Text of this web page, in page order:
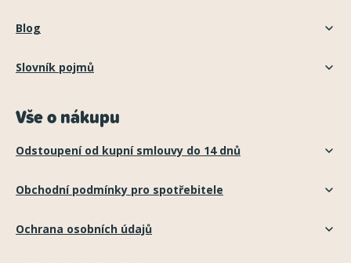
Blog
Slovník pojmů
Vše o nákupu
Odstoupení od kupní smlouvy do 14 dnů
Obchodní podmínky pro spotřebitele
Ochrana osobních údajů